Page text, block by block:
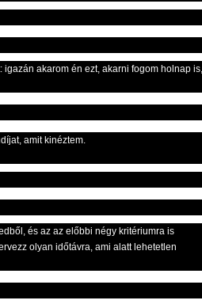
akarom én ezt, akarni fogom holnap is,
amit kinéztem.
és az az előbbi négy kritériumra is
olyan időtávra, ami alatt lehetetlen